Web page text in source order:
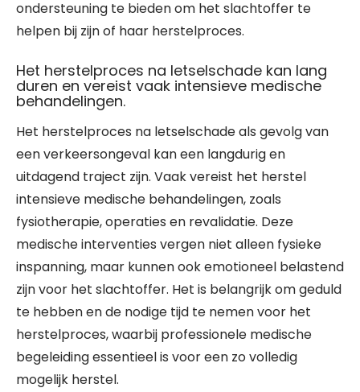
ondersteuning te bieden om het slachtoffer te
helpen bij zijn of haar herstelproces.
Het herstelproces na letselschade kan lang
duren en vereist vaak intensieve medische
behandelingen.
Het herstelproces na letselschade als gevolg van
een verkeersongeval kan een langdurig en
uitdagend traject zijn. Vaak vereist het herstel
intensieve medische behandelingen, zoals
fysiotherapie, operaties en revalidatie. Deze
medische interventies vergen niet alleen fysieke
inspanning, maar kunnen ook emotioneel belastend
zijn voor het slachtoffer. Het is belangrijk om geduld
te hebben en de nodige tijd te nemen voor het
herstelproces, waarbij professionele medische
begeleiding essentieel is voor een zo volledig
mogelijk herstel.